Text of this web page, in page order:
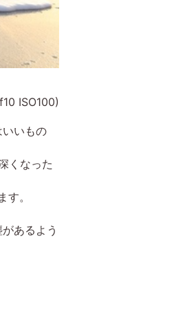
ISO100)
いもの
くなった
。
あるよう